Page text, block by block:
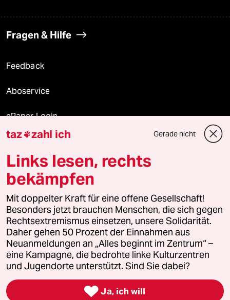
Fragen & Hilfe
Feedback
Aboservice
ePaper Login
Downloads für Abonnierende
© 2026 taz Verlags und Vertriebs GmbH
Alle Rechte vorbehalten. Bei rechtlichen Fragen oder für Genehmigungen
wenden Sie sich bitte an lizenzen@taz.de
Feedback Redaktionsstatut Kommune-Richtlinien
Leitlinie Informant Datenschutz Impressum AGB
Seitenwende Einwilligungen widerrufen (Ads)
taz zahl ich Gerade nicht
Links lesen, rechts
bekämpfen
Mit doppelter Kraft für eine offene Gesellschaft!
Besonders jetzt brauchen Menschen, die sich gegen
Rechtsextremismus einsetzen, unsere Solidarität.
Daher gehen 50 Prozent der Einnahmen aus
Neuanmeldungen an „Alles beginnt im Zentrum“ –
eine Kampagne, die bedrohte linke Kulturzentren
und Jugendorte unterstützt. Sind Sie dabei?
 Ja, ich will